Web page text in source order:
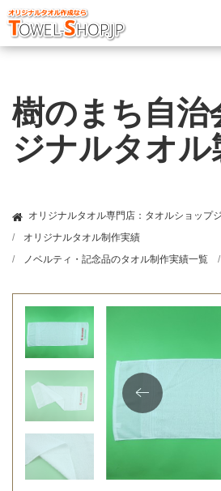
樹のまち自治
ジナルタオル
オリジナルタオル専門店：タオルショップ
オリジナルタオル制作実績
ノベルティ・記念品のタオル制作実績一覧